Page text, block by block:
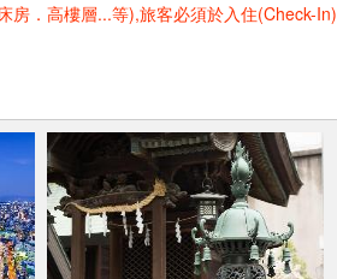
房．高樓層...等),旅客必須於入住(Check-In)